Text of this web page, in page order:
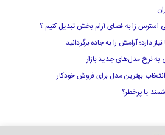
استرس زا به فضای آرام بخش تبدیل کنیم ؟
دارد؛ آرامش را به جاده برگردانید
به نرخ مدل‌های جدید بازار
بهترین مدل برای فروش خودکار
یا پرخطر؟